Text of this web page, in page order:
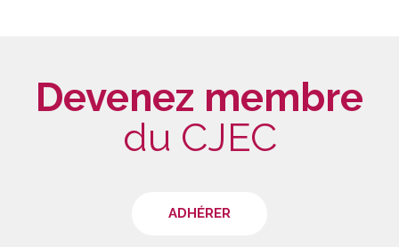
Devenez membre
du CJEC
ADHÉRER